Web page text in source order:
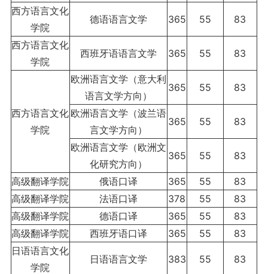
西方语言文化
学院
德语语言文学 365 55 83
西方语言文化
学院
西班牙语语言文学 365 55 83
西方语言文化
学院
欧洲语言文学（意大利
语言文学方向）
365 55 83
欧洲语言文学（波兰语
言文学方向）
365 55 83
欧洲语言文学（欧洲文
化研究方向）
365 55 83
高级翻译学院 俄语口译 365 55
83
高级翻译学院
法语口译 378 55
83
高级翻译学院
德语口译 365 55
83
高级翻译学院
西班牙语口译 365 55
83
日语语言文化
学院
日语语言文学 383 55 83